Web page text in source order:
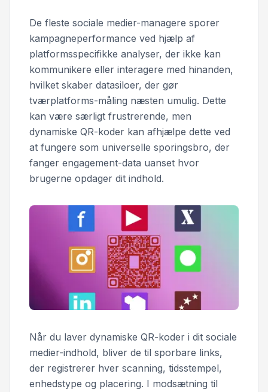
De fleste sociale medier-managere sporer
kampagneperformance ved hjælp af
platformsspecifikke analyser, der ikke kan
kommunikere eller interagere med hinanden,
hvilket skaber datasiloer, der gør
tværplatforms-måling næsten umulig. Dette
kan være særligt frustrerende, men
dynamiske QR-koder kan afhjælpe dette ved
at fungere som universelle sporingsbro, der
fanger engagement-data uanset hvor
brugerne opdager dit indhold.
Når du laver dynamiske QR-koder i dit sociale
medier-indhold, bliver de til sporbare links,
der registrerer hver scanning, tidsstempel,
enhedstype og placering. I modsætning til